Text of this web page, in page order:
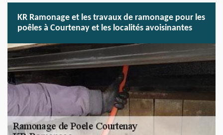
KR Ramonage et les travaux de ramonage pour les
poêles à Courtenay et les localités avoisinantes